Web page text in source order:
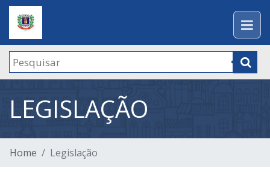
LEGISLAÇÃO
Home Legislação